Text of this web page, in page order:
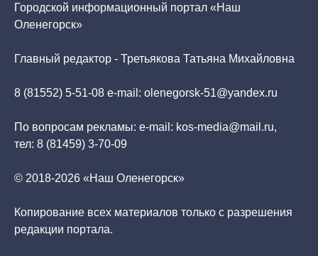
Городской информационный портал «Наш
Оленегорск»
Главный редактор - Третьякова Татьяна Михайловна
8 (81552) 5-51-08 e-mail: olenegorsk-51@yandex.ru
По вопросам рекламы: e-mail: kos-media@mail.ru,
тел: 8 (81459) 3-70-09
© 2018-2026 «Наш Оленегорск»
Копирование всех материалов только с разрешения
редакции портала.